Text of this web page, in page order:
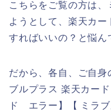
こちらをご覧の方は
ようとして、楽天カー
すればいいの？と悩ん
だから、各自、ご自身
ブルプラス 楽天カー
ド エラー】【 ミラ